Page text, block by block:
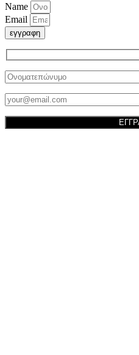
Name
Email
εγγραφη